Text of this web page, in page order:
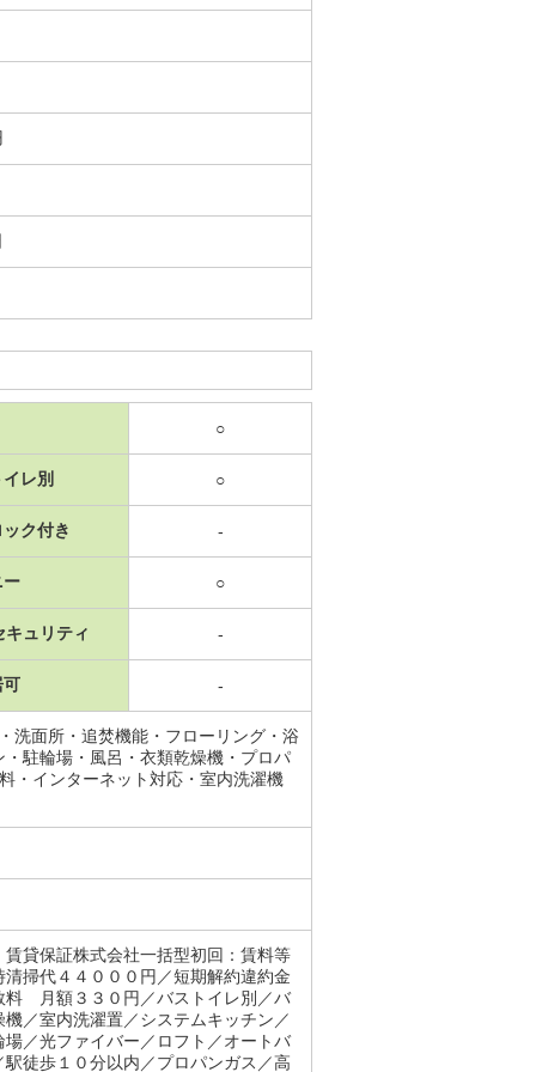
○
レ別 ○
ク付き -
ー ○
キュリティ -
可 -
洗面所・追焚機能・フローリング・浴
駐輪場・風呂・衣類乾燥機・プロパ
・インターネット対応・室内洗濯機
貸保証株式会社一括型初回：賃料等
掃代４４０００円／短期解約違約金
料 月額３３０円／バストイレ別／バ
／室内洗濯置／システムキッチン／
／光ファイバー／ロフト／オートバ
徒歩１０分以内／プロパンガス／高